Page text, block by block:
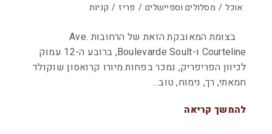
אוכל / מסלולים וספיישלים / פריז / קניות
בצומת המאובקת הזאת של הרחובות Ave.
Courteline ו-Boulevarde Soult, ברובע ה-12 עמוק
לכיוון הפריפריק, נמכר בפחות מיורו קרואסון שוקולד
חמאתי, רך, נימוח, טוב…
להמשך קריאה